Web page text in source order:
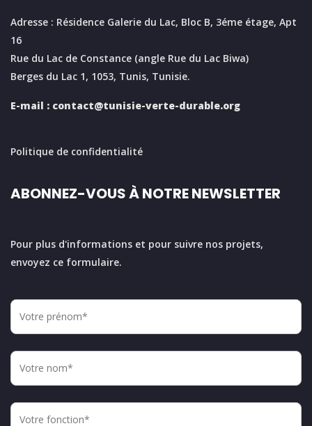
Adresse : Résidence Galerie du Lac, Bloc B, 3éme étage, Apt
16
Rue du Lac de Constance (angle Rue du Lac Biwa)
Berges du Lac 1, 1053, Tunis, Tunisie.
E-mail : contact@tunisie-verte-durable.org
Politique de confidentialité
ABONNEZ-VOUS À NOTRE NEWSLETTER
Pour plus d'informations et pour suivre nos projets,
envoyez ce formulaire.